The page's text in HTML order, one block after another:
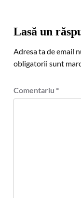
Lasă un
Adresa ta de email
obligatorii sunt
Comentariu *